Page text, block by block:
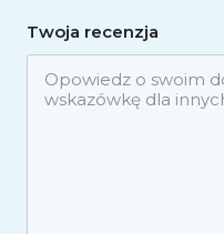
Twoja recenzja